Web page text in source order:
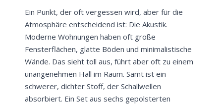
Ein Punkt, der oft vergessen wird, aber für die
Atmosphäre entscheidend ist: Die Akustik.
Moderne Wohnungen haben oft große
Fensterflächen, glatte Böden und minimalistische
Wände. Das sieht toll aus, führt aber oft zu einem
unangenehmen Hall im Raum. Samt ist ein
schwerer, dichter Stoff, der Schallwellen
absorbiert. Ein Set aus sechs gepolsterten